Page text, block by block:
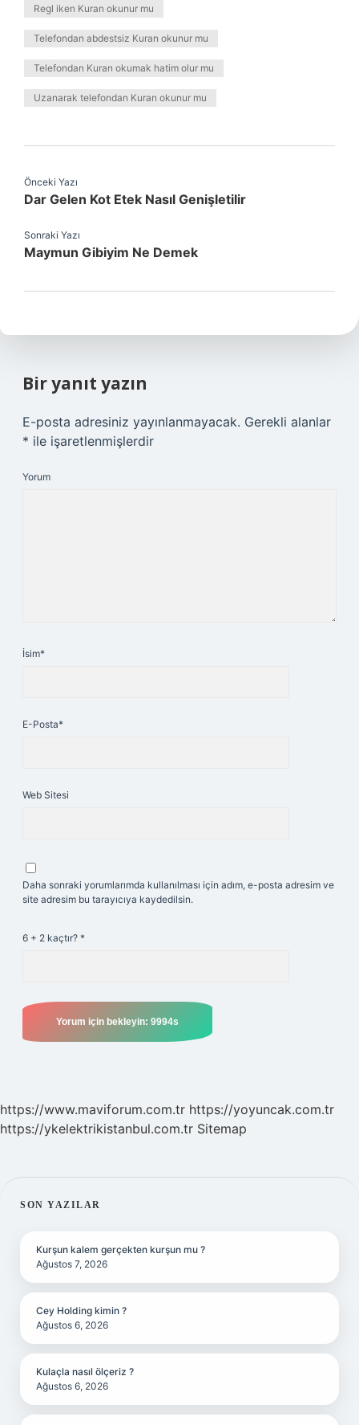
Regl iken Kuran okunur mu
Telefondan abdestsiz Kuran okunur mu
Telefondan Kuran okumak hatim olur mu
Uzanarak telefondan Kuran okunur mu
Önceki Yazı
Dar Gelen Kot Etek Nasıl Genişletilir
Sonraki Yazı
Maymun Gibiyim Ne Demek
Bir yanıt yazın
E-posta adresiniz yayınlanmayacak. Gerekli alanlar
* ile işaretlenmişlerdir
Yorum
İsim*
E-Posta*
Web Sitesi
Daha sonraki yorumlarımda kullanılması için adım, e-posta adresim ve
site adresim bu tarayıcıya kaydedilsin.
6 + 2 kaçtır? *
https://www.maviforum.com.tr https://yoyuncak.com.tr
https://ykelektrikistanbul.com.tr Sitemap
SIDEBAR
SON YAZILAR
Kurşun kalem gerçekten kurşun mu ?
Ağustos 7, 2026
Cey Holding kimin ?
Ağustos 6, 2026
Kulaçla nasıl ölçeriz ?
Ağustos 6, 2026